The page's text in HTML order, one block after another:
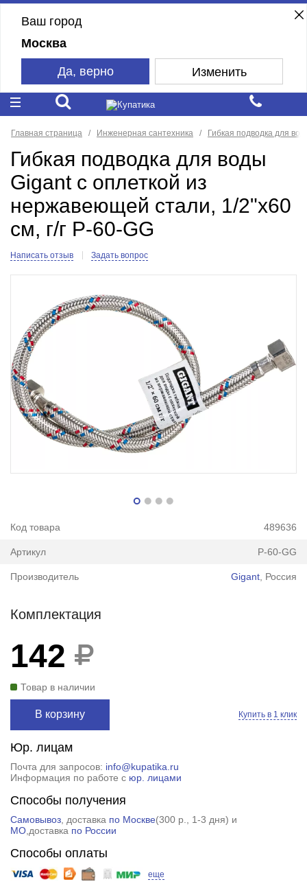
Ваш город
Москва
Да, верно Изменить
Главная страница Инженерная сантехника Гибкая подводка для
Гибкая подводка для воды
Gigant с оплеткой из
нержавеющей стали, 1/2"х60
см, г/г P-60-GG
Написать отзыв Задать вопрос
Код товара 489636
Артикул P-60-GG
Производитель Gigant , Россия
Комплектация
142
Товар в наличии
В корзину Купить в 1 клик
Юр. лицам
Почта для запросов: info@kupatika.ru
Информация по работе с юр. лицами
Способы получения
Самовывоз, доставка по Москве(300 р.
, 1-3 дня) и
МО,доставка по России
Способы оплаты
еще